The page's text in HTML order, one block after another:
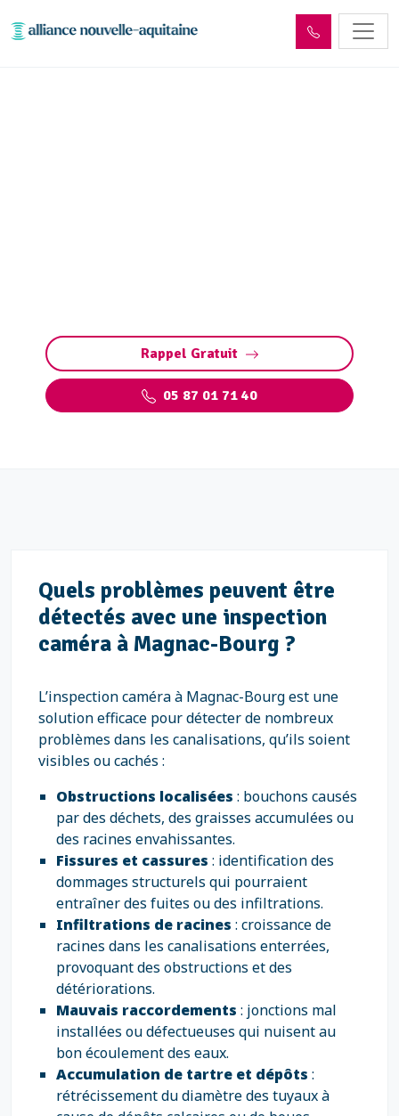
Rappel Gratuit
05 87 01 71 40
Quels problèmes peuvent être
détectés avec une inspection
caméra à Magnac-Bourg ?
L’inspection caméra à Magnac-Bourg est une
solution efficace pour détecter de nombreux
problèmes dans les canalisations, qu’ils soient
visibles ou cachés :
Obstructions localisées : bouchons causés
par des déchets, des graisses accumulées ou
des racines envahissantes.
Fissures et cassures : identification des
dommages structurels qui pourraient
entraîner des fuites ou des infiltrations.
Infiltrations de racines : croissance de
racines dans les canalisations enterrées,
provoquant des obstructions et des
détériorations.
Mauvais raccordements : jonctions mal
installées ou défectueuses qui nuisent au
bon écoulement des eaux.
Accumulation de tartre et dépôts :
rétrécissement du diamètre des tuyaux à